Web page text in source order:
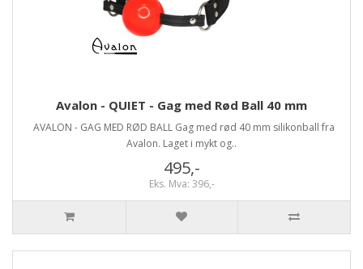
Avalon - QUIET - Gag med Rød Ball 40 mm
AVALON - GAG MED RØD BALL Gag med rød 40 mm silikonball fra
Avalon. Laget i mykt og..
495,-
Eks. Mva: 396,-